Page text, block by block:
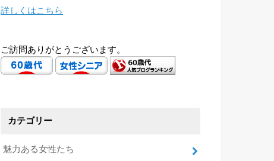
詳しくはこちら
ご訪問ありがとうございます。
カテゴリー
魅力ある女性たち